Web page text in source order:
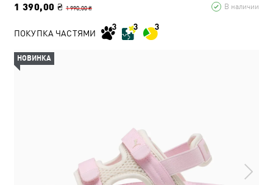
1 390,00 ₴ 1 990,00 ₴ В наличии
ПОКУПКА ЧАСТЯМИ
НОВИНКА